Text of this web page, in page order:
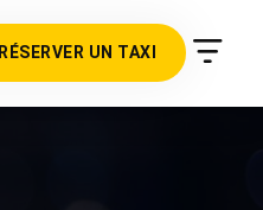
RÉSERVER UN TAXI